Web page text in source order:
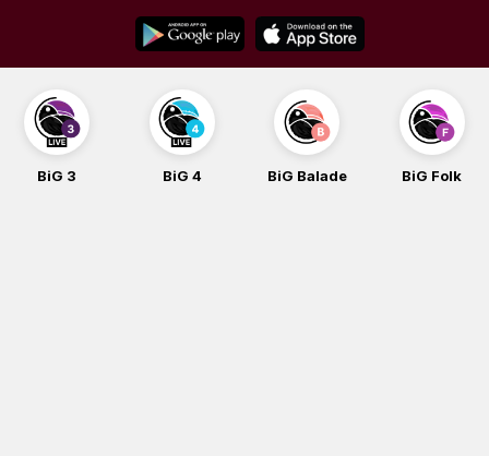
content
BiG 3 BiG 4 BiG Balade BiG Folk